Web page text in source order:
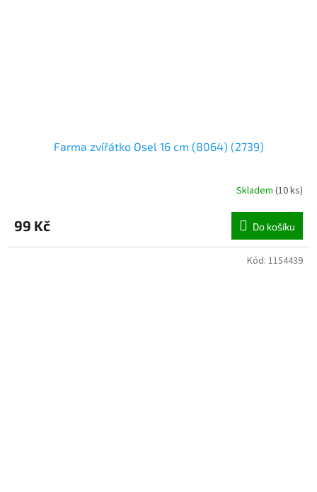
Farma zvířátko Osel 16 cm (8064) (2739)
Skladem (10 ks)
99 Kč Do košíku
Kód: 1154439